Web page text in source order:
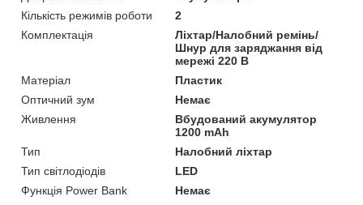
Кількість режимів роботи
2
Комплектація
Ліхтар/Налобний ремінь/
Шнур для заряджання від
мережі 220 В
Матеріал
Пластик
Оптичний зум
Немає
Живлення
Вбудований акумулятор
1200 mAh
Тип
Налобний ліхтар
Тип світлодіодів
LED
Функція Power Bank
Немає